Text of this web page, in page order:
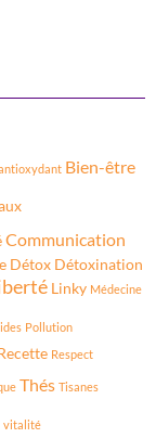
Bien-être
Communication
Détox Détoxination
Linky Médecine
Pollution
Respect
Thés Tisanes
vitalité